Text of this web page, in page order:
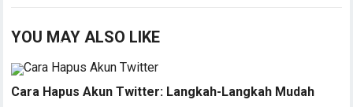
YOU MAY ALSO LIKE
Cara Hapus Akun Twitter: Langkah-Langkah Mudah